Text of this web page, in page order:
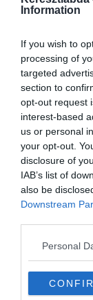
Information
If you wish to
processing of
targeted
section to
opt-out request
interest-based
us or personal
your opt-out.
disclosure of
IAB’s list of
also be
Downstream
Personal
az
garantált a